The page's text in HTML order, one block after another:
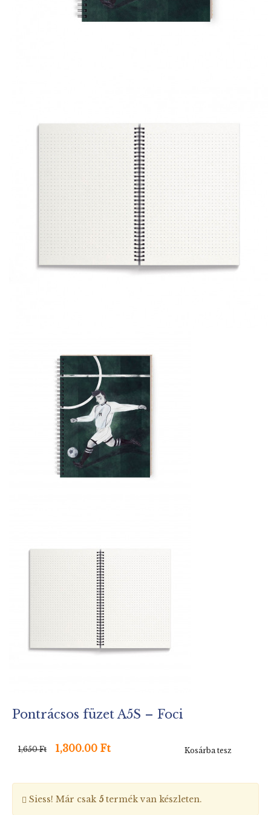
Pontrácsos füzet A5S – Foci
1,650 Ft 1,300.00 Ft Kosárba tesz
Siess! Már csak 5 termék van készleten.